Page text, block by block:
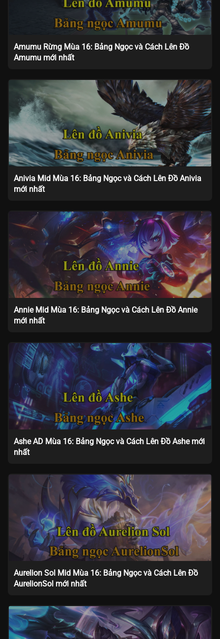
Amumu Rừng Mùa 16: Bảng Ngọc và Cách Lên Đồ
Amumu mới nhất
Anivia Mid Mùa 16: Bảng Ngọc và Cách Lên Đồ Anivia
mới nhất
Annie Mid Mùa 16: Bảng Ngọc và Cách Lên Đồ Annie
mới nhất
Ashe AD Mùa 16: Bảng Ngọc và Cách Lên Đồ Ashe mới
nhất
Aurelion Sol Mid Mùa 16: Bảng Ngọc và Cách Lên Đồ
AurelionSol mới nhất